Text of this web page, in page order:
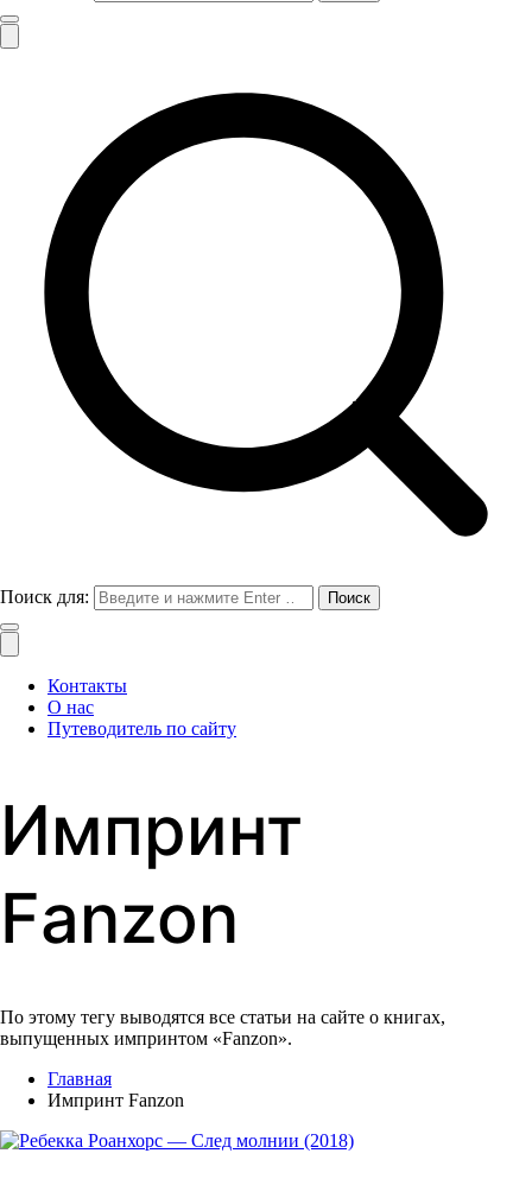
Поиск для:
Контакты
О нас
Путеводитель по сайту
Импринт
Fanzon
По этому тегу выводятся все статьи на сайте о книгах,
выпущенных импринтом «Fanzon».
Главная
Импринт Fanzon